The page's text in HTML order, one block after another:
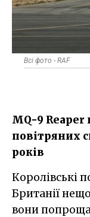
Всі фото - RAF
MQ-9 Reaper
повітряних
років
Королівські повітряні сили Великої
Британії
вони